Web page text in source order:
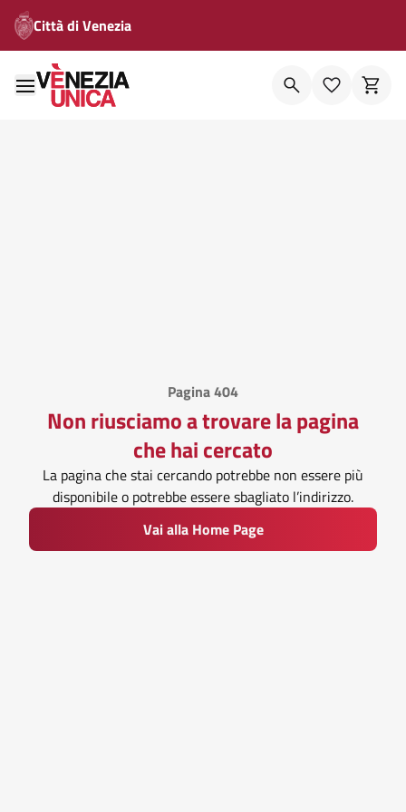
Città di Venezia
Pagina 404
Non riusciamo a trovare la pagina
che hai cercato
La pagina che stai cercando potrebbe non essere più
disponibile o potrebbe essere sbagliato l’indirizzo.
Vai alla Home Page